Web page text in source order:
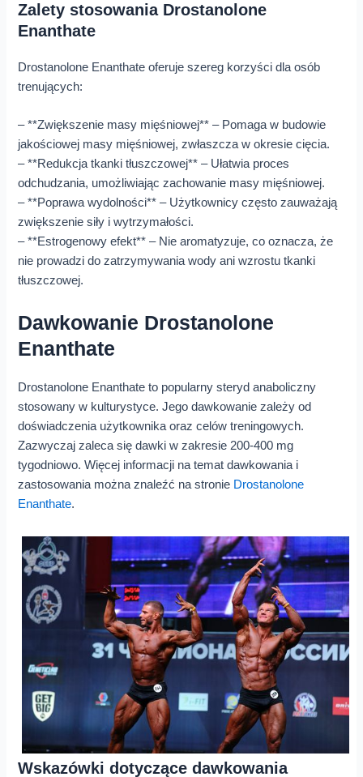
Zalety stosowania Drostanolone
Enanthate
Drostanolone Enanthate oferuje szereg korzyści dla osób
trenujących:
– **Zwiększenie masy mięśniowej** – Pomaga w budowie
jakościowej masy mięśniowej, zwłaszcza w okresie cięcia.
– **Redukcja tkanki tłuszczowej** – Ułatwia proces
odchudzania, umożliwiając zachowanie masy mięśniowej.
– **Poprawa wydolności** – Użytkownicy często zauważają
zwiększenie siły i wytrzymałości.
– **Estrogenowy efekt** – Nie aromatyzuje, co oznacza, że
nie prowadzi do zatrzymywania wody ani wzrostu tkanki
tłuszczowej.
Dawkowanie Drostanolone
Enanthate
Drostanolone Enanthate to popularny steryd anaboliczny
stosowany w kulturystyce. Jego dawkowanie zależy od
doświadczenia użytkownika oraz celów treningowych.
Zazwyczaj zaleca się dawki w zakresie 200-400 mg
tygodniowo. Więcej informacji na temat dawkowania i
zastosowania można znaleźć na stronie Drostanolone
Enanthate.
Wskazówki dotyczące dawkowania